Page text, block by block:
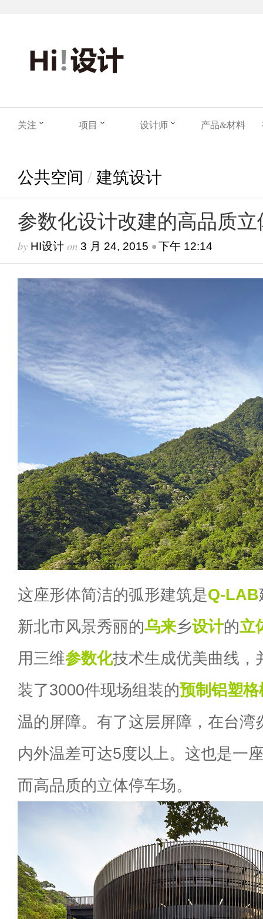
关注 项目 设计师 产品&材料
公共空间 / 建筑设计
参数化设计改建的高品质
by HI设计 on 3 月 24, 2015 •下午 12:14
这座形体简洁的弧形建筑是Q-LAB
新北市风景秀丽的乌来乡设计的立
用三维参数化技术生成优美曲线，
装了3000件现场组装的预制铝塑格
温的屏障。有了这层屏障，在台湾
内外温差可达5度以上。这也是一
而高品质的立体停车场。